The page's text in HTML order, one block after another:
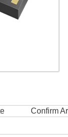
Confirm